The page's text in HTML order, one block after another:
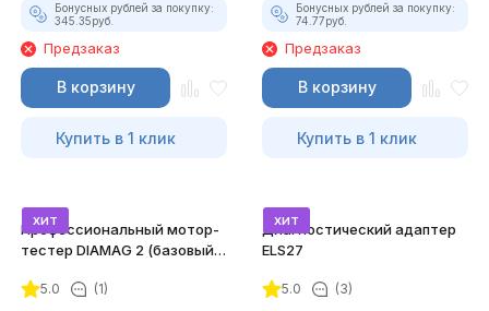
Бонусных рублей за покупку:
345.35руб.
Предзаказ
В корзину
Купить в 1 клик
Бонусных рублей за покупку:
74.77руб.
Предзаказ
В корзину
Купить в 1 клик
хит
Профессиональный мотор-
тестер DIAMAG 2 (базовый
5.0 (1)
хит
Диагностический адаптер
ELS27
5.0 (3)